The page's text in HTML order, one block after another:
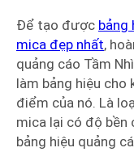
Để tạo được bảng
mica đẹp nhất,
quảng cáo Tầm
làm bảng hiệu cho
điểm của nó. Là
mica lại có độ bền
bảng hiệu quảng